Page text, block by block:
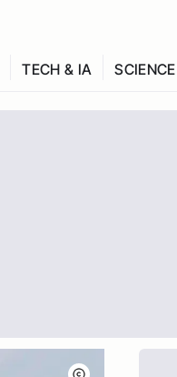
TECH & IA SCIENCE